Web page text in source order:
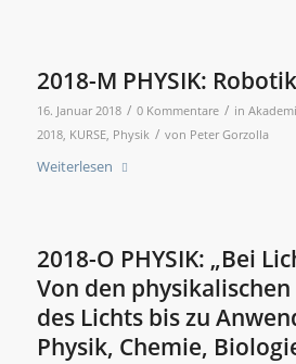
2018-M PHYSIK: Robotik
16. Januar 2018 / 0 Kommentare / in
2018, KURSE, Physik / von Peter Gorzolla
Weiterlesen
2018-O PHYSIK: „Bei
Von den
des Lichts bis zu
Physik, Chemie,